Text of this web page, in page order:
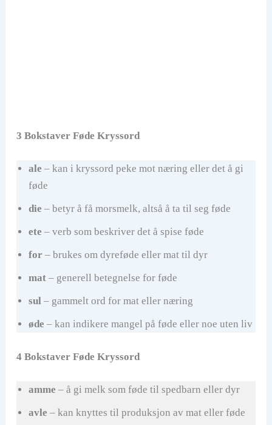
3 Bokstaver Føde Kryssord
ale – kan i kryssord peke mot næring eller det å gi
føde
die – betyr å få morsmelk, altså å ta til seg føde
ete – verb som beskriver det å spise føde
for – brukes om dyreføde eller mat til dyr
mat– generell betegnelse for føde
sul– gammelt ord for mat eller næring
øde – kan indikere mangel på føde eller noe uten liv
4 Bokstaver Føde Kryssord
amme – å gi melk som føde til spedbarn eller dyr
avle – kan knyttes til produksjon av mat eller føde